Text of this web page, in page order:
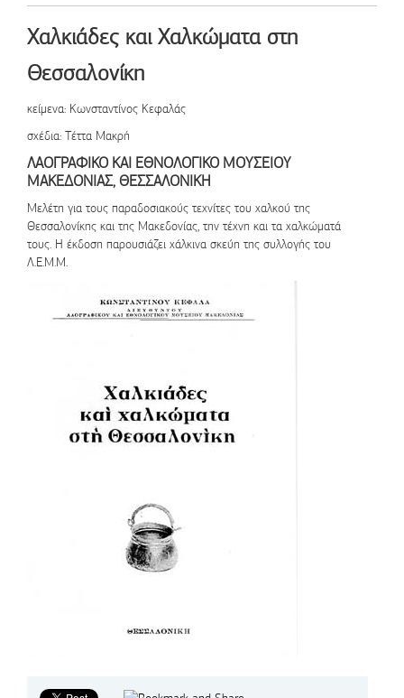
Χαλκιάδες και Χαλκώματα στη
Θεσσαλονίκη
κείμενα: Κωνσταντίνος Κεφαλάς
σχέδια: Τέττα Μακρή
ΛΑΟΓΡΑΦΙΚΟ ΚΑΙ ΕΘΝΟΛΟΓΙΚΟ ΜΟΥΣΕΙΟΥ
ΜΑΚΕΔΟΝΙΑΣ, ΘΕΣΣΑΛΟΝΙΚΗ
Μελέτη για τους παραδοσιακούς τεχνίτες του χαλκού της
Θεσσαλονίκης και της Μακεδονίας, την τέχνη και τα χαλκώματά
τους. Η έκδοση παρουσιάζει χάλκινα σκεύη της συλλογής του
Λ.Ε.Μ.Μ.